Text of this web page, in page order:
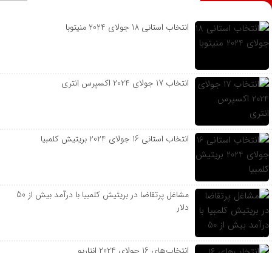
انتخاب استانی 18 جولای 2024 منیتوبا
انتخاب 17 جولای 2024 اکسپرس انتری
انتخاب استانی 16 جولای 2024 بریتیش کلمبیا
مشاغل پرتقاضا در بریتیش کلمبیا با درآمد بیش از 50
دلار